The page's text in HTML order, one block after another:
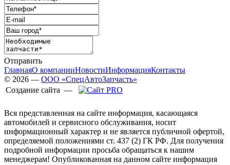
Отправить
ГлавнаяО компанииНовостиИнформацияКонтакты
© 2026 — ООО «СпецАвтоЗапчасть»
Создание сайта —
Вся представленная на сайте информация, касающаяся
автомобилей и сервисного обслуживания, носит
информационный характер и не является публичной офертой,
определяемой положениями ст. 437 (2) ГК РФ. Для получения
подробной информации просьба обращаться к нашим
менеджерам! Опубликованная на данном сайте информация